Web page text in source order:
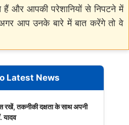
और आपकी परेशानियों से निपटने में
आप उनके बारे में बात करेंगे तो वे
Latest News
रखें, तकनीकी दक्षता के साथ अपनी
यादव